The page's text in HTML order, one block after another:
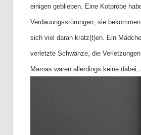
einigen geblieben. Eine Kotprobe
Verdauungsstörungen, sie
sich viel daran kratz(t)en. Ein
verletzte Schwänze, die
Mamas waren allerdings keine